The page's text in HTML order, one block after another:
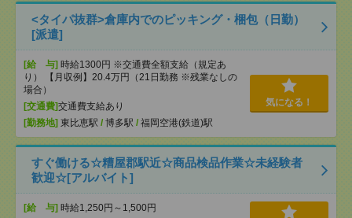
<タイパ抜群>倉庫内でのピッキング・梱包（日勤）
[派遣]
[給 与] 時給1300円 ※交通費全額支給（規定あ
り） 【月収例】20.4万円（21日勤務 ※残業なしの
場合）
[交通費]交通費支給あり
[勤務地] 東比恵駅 / 博多駅 / 福岡空港(鉄道)駅
気になる！
すぐ働ける☆糟屋郡駅近☆商品検品作業☆未経験者
歓迎☆[アルバイト]
[給 与] 時給1,250円～1,500円